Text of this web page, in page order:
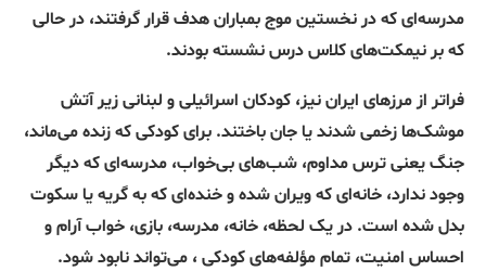
مدرسه‌ای که در نخستین موج بمباران هدف قرار گرفتند، در حالی
که بر نیمکت‌های کلاس درس نشسته بودند.
فراتر از مرزهای ایران نیز، کودکان اسرائیلی و لبنانی زیر آتش
موشک‌ها زخمی شدند یا جان باختند. برای کودکی که زنده می‌ماند،
جنگ یعنی ترس مداوم، شب‌های بی‌خواب، مدرسه‌ای که دیگر
وجود ندارد، خانه‌ای که ویران شده و خنده‌ای که به گریه یا سکوت
بدل شده است. در یک لحظه، خانه، مدرسه، بازی، خواب آرام و
احساس امنیت، تمام مؤلفه‌های کودکی ، می‌تواند نابود شود.